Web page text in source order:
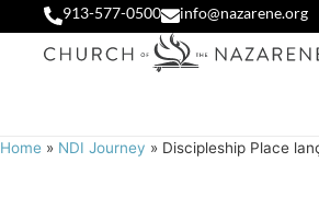
913-577-0500 info@nazarene.org
Home » NDI Journey » Discipleship Place